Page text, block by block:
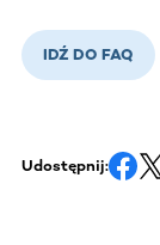
IDŹ DO FAQ
Udostępnij: